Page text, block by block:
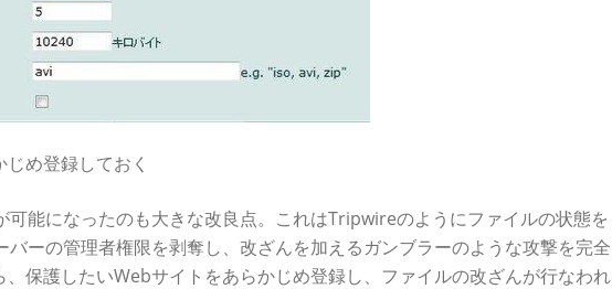
め登録しておく
可能になったのも大きな改良点。これはTripwireのようにファイルの状態を
ーの管理者権限を剥奪し、改ざんを加えるガンブラーのような攻撃を完全
保護したいWebサイトをあらかじめ登録し、ファイルの改ざんが行なわれ